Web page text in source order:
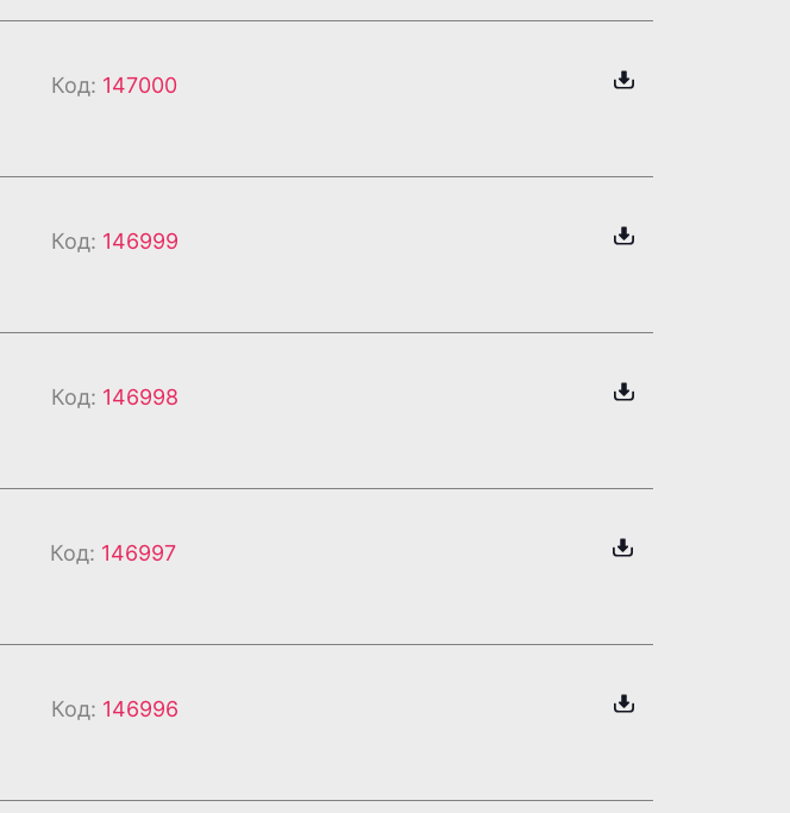
Код: 147000
Код: 146999
Код: 146998
Код: 146997
Код: 146996